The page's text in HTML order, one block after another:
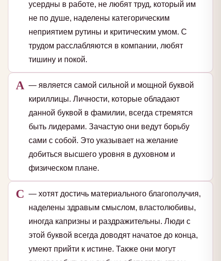
усердны в работе, не любят труд, который им
не по душе, наделены категорическим
неприятием рутины и критическим умом. С
трудом расслабляются в компании, любят
тишину и покой.
А — является самой сильной и мощной буквой
кириллицы. Личности, которые обладают
данной буквой в фамилии, всегда стремятся
быть лидерами. Зачастую они ведут борьбу
сами с собой. Это указывает на желание
добиться высшего уровня в духовном и
физическом плане.
С — хотят достичь материального благополучия,
наделены здравым смыслом, властолюбивы,
иногда капризны и раздражительны. Люди с
этой буквой всегда доводят начатое до конца,
умеют прийти к истине. Также они могут